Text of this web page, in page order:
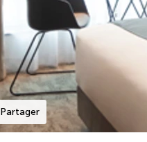
Partager